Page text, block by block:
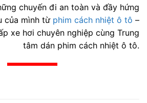
chuyến đi an toàn và đầy hứng
của mình từ phim cách nhiệt ô tô –
xe hơi chuyên nghiệp cùng Trung
tâm dán phim cách nhiệt ô tô.